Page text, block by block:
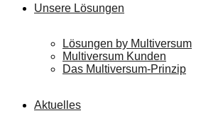
Unsere Lösungen
Lösungen by Multiversum
Multiversum Kunden
Das Multiversum-Prinzip
Aktuelles